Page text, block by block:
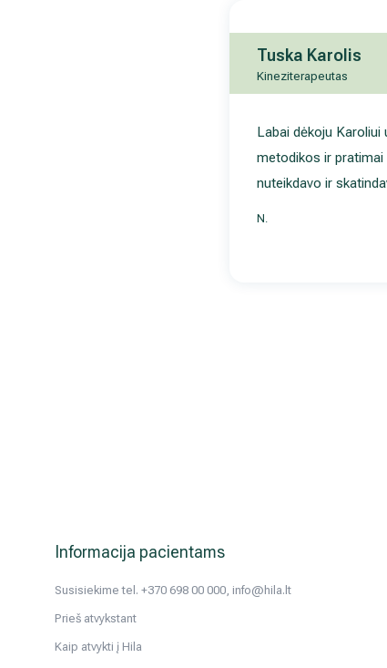
Tuska Karolis
Kineziterapeutas
Labai dėkoju
metodikos ir pratimai
nuteikdavo ir
N.
Informacija pacientams
Susisiekime tel. +370 698 00 000, info@hila.lt
Prieš atvykstant
Kaip atvykti į Hila